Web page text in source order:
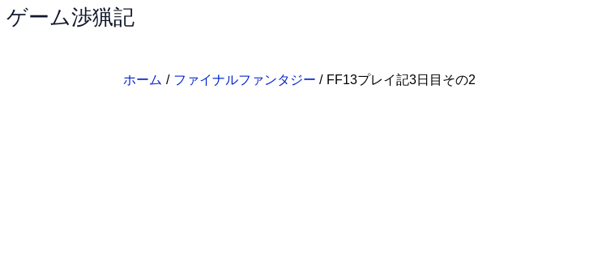
内
ゲーム渉猟記
ホーム ファイナルファンタジー FF13プレイ記3日目その2